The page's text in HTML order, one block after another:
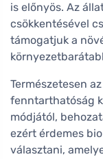
is előnyös. Az
csökkentésével
támogatjuk a
Természetesen
fenntarthatóság
módjától,
ezért érdemes
választani,